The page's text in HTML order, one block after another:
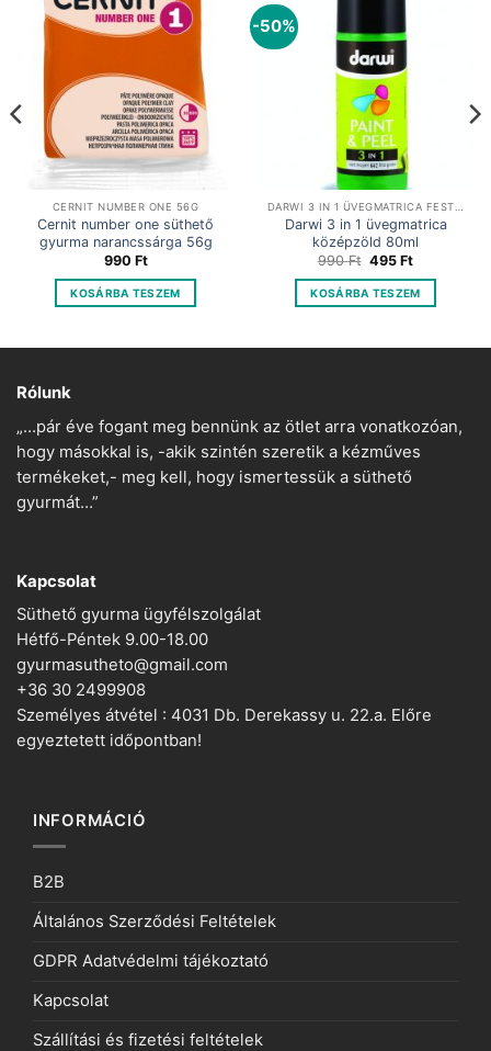
CERNIT NUMBER ONE 56G
Cernit number one süthető
gyurma narancssárga 56g
990 Ft
KOSÁRBA TESZEM
-50%
Darwi 3 in 1 üvegmatrica
középzöld 80ml
990Ft Original
was:
990 Ft.
495FtCurrent
is:
495 Ft.
KOSÁRBA TESZEM
Rólunk
„…pár éve fogant meg bennünk az ötlet arra vonatkozóan,
hogy másokkal is, -akik szintén szeretik a kézműves
termékeket,- meg kell, hogy ismertessük a süthető
gyurmát…”
Kapcsolat
Süthető gyurma ügyfélszolgálat
Hétfő-Péntek 9.00-18.00
gyurmasutheto@gmail.com
+36 30 2499908
Személyes átvétel : 4031 Db. Derekassy u. 22.a. Előre
egyeztetett időpontban!
INFORMÁCIÓ
B2B
Általános Szerződési Feltételek
GDPR Adatvédelmi tájékoztató
Kapcsolat
Szállítási és fizetési feltételek